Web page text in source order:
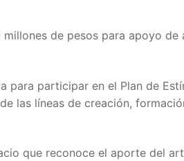
de pesos para apoyo de
para participar en el Plan de
las líneas de creación,
que reconoce el aporte del